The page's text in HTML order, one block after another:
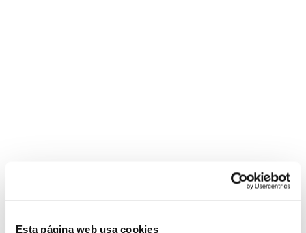
Esta página web usa cookies